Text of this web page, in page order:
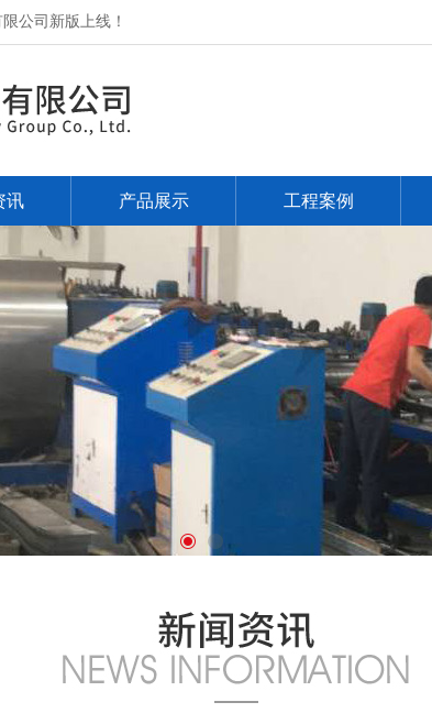
公司新版上线！
讯 产品展示 工程案例